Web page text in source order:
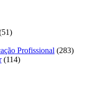
Profissional (283)
(114)